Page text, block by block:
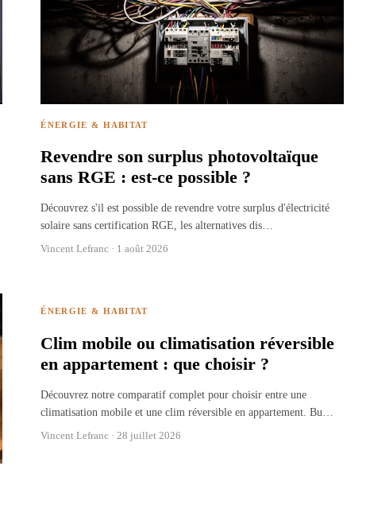
ÉNERGIE & HABITAT
Revendre son surplus photovoltaïque
sans RGE : est-ce possible ?
Découvrez s'il est possible de revendre votre surplus d'électricité
solaire sans certification RGE, les alternatives dis…
Vincent Lefranc · 1 août 2026
ÉNERGIE & HABITAT
Clim mobile ou climatisation réversible
en appartement : que choisir ?
Découvrez notre comparatif complet pour choisir entre une
climatisation mobile et une clim réversible en appartement. Bu…
Vincent Lefranc ·28 juillet 2026